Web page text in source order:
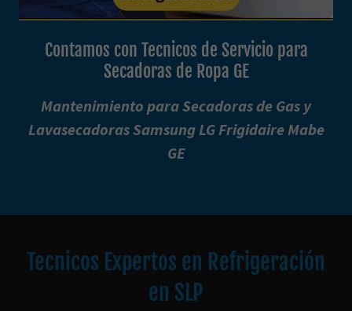
Contamos con Tecnicos de Servicio para
Secadoras de Ropa GE
Mantenimiento para Secadoras de Gas y
Lavasecadoras Samsung LG Frigidaire Mabe
GE
Tecnicos Expertos en Refrigeración
en SLP